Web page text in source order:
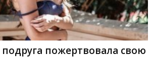
пожертвовала свою